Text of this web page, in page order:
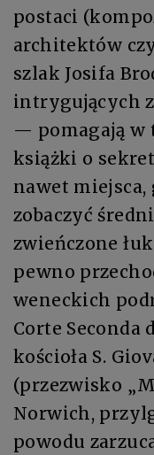
postaci
architektów
szlak Josifa
intrygujących
— pomagają w
książki o
nawet miejsca,
zobaczyć
zwieńczone
pewno
weneckich
Corte
kościoła S.
(przezwisko
Norwich,
powodu